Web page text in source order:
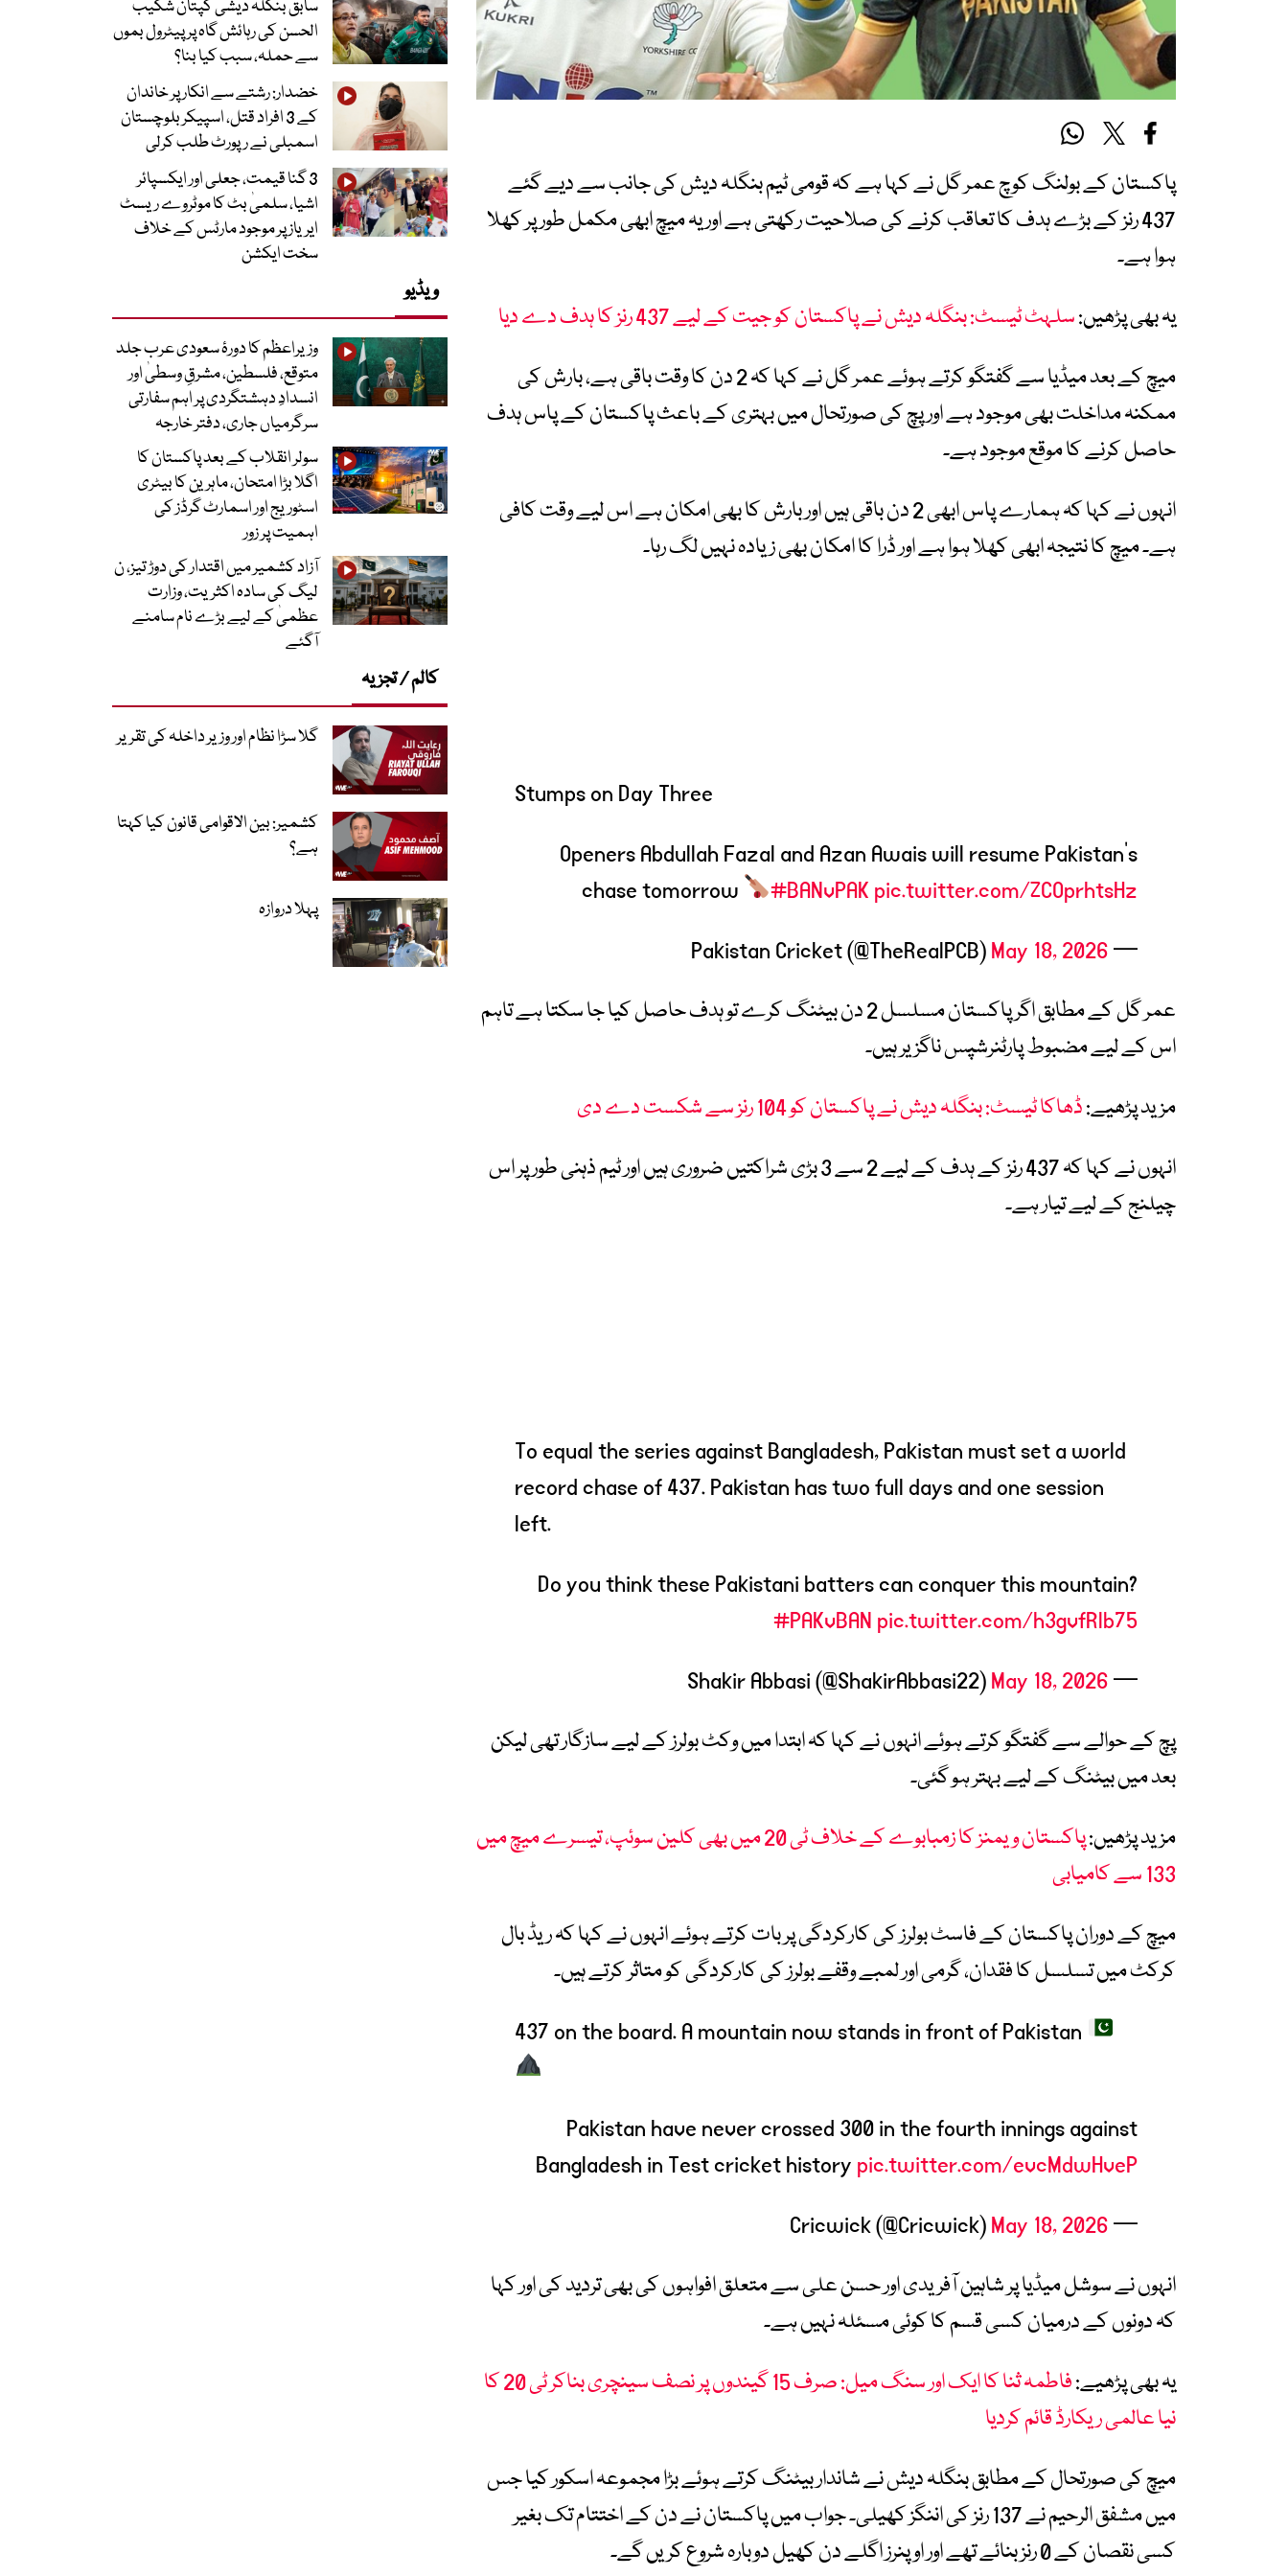
پاکستان کے بولنگ کوچ عمر گل نے کہا ہے کہ قومی ٹیم بنگلہ دیش کی جانب سے دیے گئے
437 رنز کے بڑے ہدف کا تعاقب کرنے کی صلاحیت رکھتی ہے اور یہ میچ ابھی مکمل طور پر کھلا
ہوا ہے۔
یہ بھی پڑھیں:سلہٹ ٹیسٹ: بنگلہ دیش نے پاکستان کو جیت کے لیے 437 رنز کا ہدف دے دیا
میچ کے بعد میڈیا سے گفتگو کرتے ہوئے عمر گل نے کہا کہ 2 دن کا وقت باقی ہے، بارش کی
ممکنہ مداخلت بھی موجود ہے اور پچ کی صورتحال میں بہتری کے باعث پاکستان کے پاس ہدف
حاصل کرنے کا موقع موجود ہے۔
انہوں نے کہا کہ ہمارے پاس ابھی 2 دن باقی ہیں اور بارش کا بھی امکان ہے اس لیے وقت کافی
ہے۔ میچ کا نتیجہ ابھی کھلا ہوا ہے اور ڈرا کا امکان بھی زیادہ نہیں لگ رہا۔
Stumps on Day Three
Openers Abdullah Fazal and Azan Awais will resume Pakistan's
chase tomorrow
#BANvPAK pic.twitter.com/ZCOprhtsHz
— Pakistan Cricket (@TheRealPCB)
May 18, 2026
عمر گل کے مطابق اگر پاکستان مسلسل 2 دن بیٹنگ کرے تو ہدف حاصل کیا جا سکتا ہے تاہم
اس کے لیے مضبوط پارٹنرشپس ناگزیر ہیں۔
مزید پڑھیے:ڈھاکا ٹیسٹ: بنگلہ دیش نے پاکستان کو 104 رنز سے شکست دے دی
انہوں نے کہا کہ 437 رنز کے ہدف کے لیے 2 سے 3 بڑی شراکتیں ضروری ہیں اور ٹیم ذہنی طور پر اس
چیلنج کے لیے تیار ہے۔
To equal the series against Bangladesh, Pakistan must set a world
record chase of 437. Pakistan has two full days and one session
left.
Do you think these Pakistani batters can conquer this mountain?
#PAKvBAN pic.twitter.com/h3gvfRlb75
— Shakir Abbasi (@ShakirAbbasi22)
May 18, 2026
پچ کے حوالے سے گفتگو کرتے ہوئے انہوں نے کہا کہ ابتدا میں وکٹ بولرز کے لیے سازگار تھی لیکن
بعد میں بیٹنگ کے لیے بہتر ہو گئی۔
مزید پڑھیں:
پاکستان ویمنز کا زمبابوے کے خلاف ٹی 20 میں بھی کلین سوئپ، تیسرے میچ میں
133 سے کامیابی
میچ کے دوران پاکستان کے فاسٹ بولرز کی کارکردگی پر بات کرتے ہوئے انہوں نے کہا کہ ریڈ بال
کرکٹ میں تسلسل کا فقدان، گرمی اور لمبے وقفے بولرز کی کارکردگی کو متاثر کرتے ہیں۔
437 on the board. A mountain now stands in front of Pakistan
Pakistan have never crossed 300 in the fourth innings against
Bangladesh in Test cricket history pic.twitter.com/evcMdwHveP
— Cricwick (@Cricwick)
May 18, 2026
انہوں نے سوشل میڈیا پر شاہین آفریدی اور حسن علی سے متعلق افواہوں کی بھی تردید کی اور کہا
کہ دونوں کے درمیان کسی قسم کا کوئی مسئلہ نہیں ہے۔
یہ بھی پڑھیے:
فاطمہ ثنا کا ایک اور سنگ میل: صرف 15 گیندوں پر نصف سینچری بناکر ٹی 20 کا
نیا عالمی ریکارڈ قائم کردیا
میچ کی صورتحال کے مطابق بنگلہ دیش نے شاندار بیٹنگ کرتے ہوئے بڑا مجموعہ اسکور کیا جس
میں مشفق الرحیم نے 137 رنز کی اننگز کھیلی۔ جواب میں پاکستان نے دن کے اختتام تک بغیر
کسی نقصان کے 0 رنز بنائے تھے اور اوپنرز اگلے دن کھیل دوبارہ شروع کریں گے۔
سابق بنگلہ دیشی کپتان شکیب
الحسن کی رہائش گاہ پر پیٹرول بموں
سے حملہ، سبب کیا بنا؟
خضدار: رشتے سے انکار پر خاندان
کے 3 افراد قتل، اسپیکر بلوچستان
اسمبلی نے رپورٹ طلب کرلی
3 گنا قیمت، جعلی اور ایکسپائر
اشیا، سلمیٰ بٹ کا موٹروے ریسٹ
ایریاز پر موجود مارٹس کے خلاف
سخت ایکشن
ویڈیو
وزیراعظم کا دورۂ سعودی عرب جلد
متوقع، فلسطین، مشرقِ وسطیٰ اور
انسدادِ دہشتگردی پر اہم سفارتی
سرگرمیاں جاری، دفتر خارجہ
سولر انقلاب کے بعد پاکستان کا
اگلا بڑا امتحان، ماہرین کا بیٹری
اسٹوریج اور اسمارٹ گرڈز کی
اہمیت پر زور
آزاد کشمیر میں اقتدار کی دوڑ تیز، ن
لیگ کی سادہ اکثریت، وزارت
عظمیٰ کے لیے بڑے نام سامنے
آگئے
کالم / تجزیہ
گلا سڑا نظام اور وزیر داخلہ کی تقریر
کشمیر: بین الاقوامی قانون کیا کہتا
ہے؟
پہلا دروازہ